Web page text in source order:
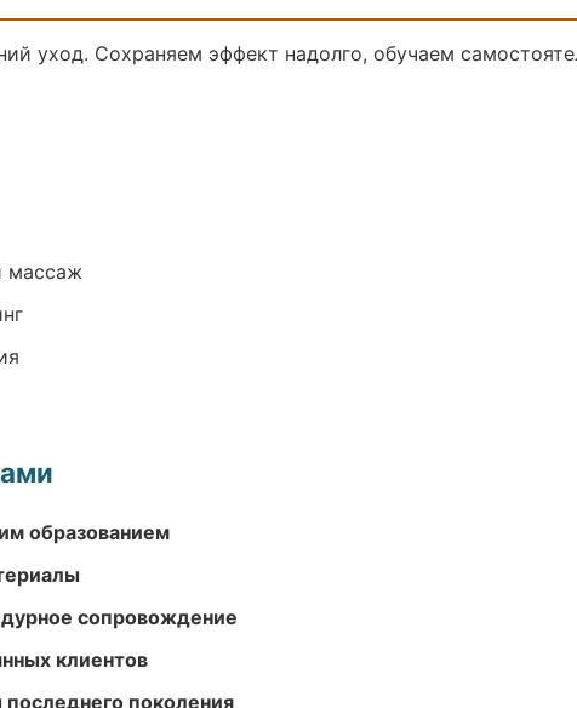
уход. Сохраняем эффект надолго, обучаем
массаж
образованием
сопровождение
клиентов
поколения